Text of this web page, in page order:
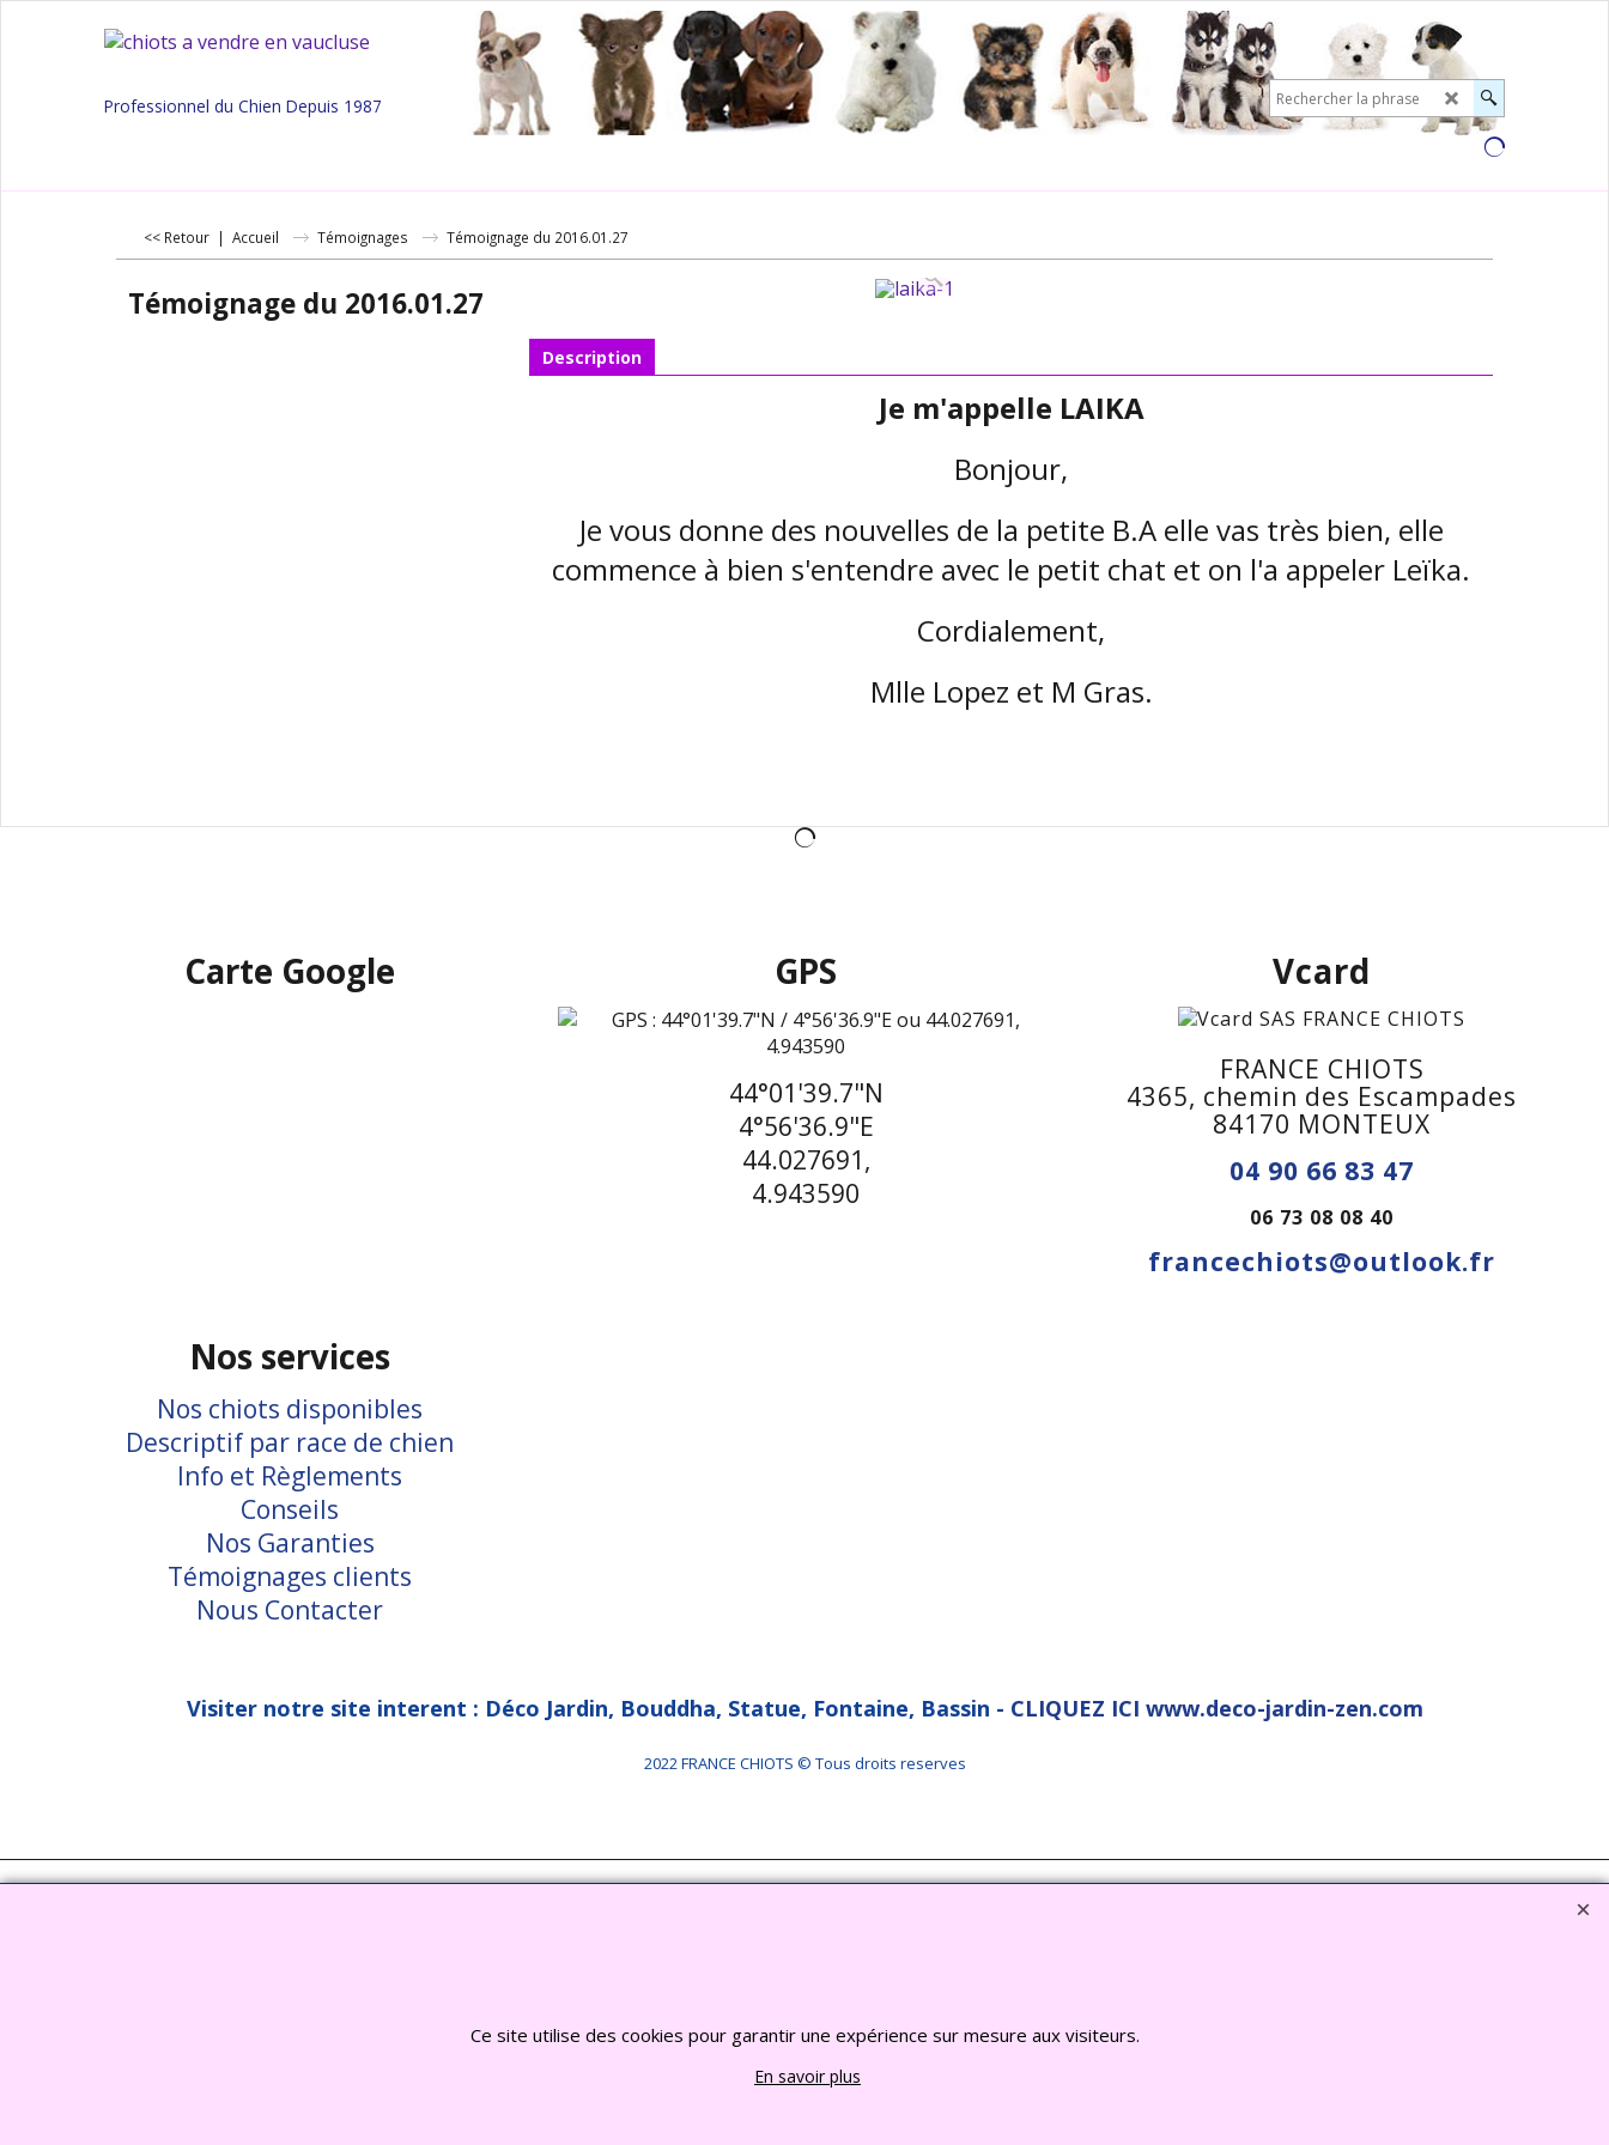
Professionnel du Chien Depuis 1987
<< Retour | Accueil Témoignages Témoignage du 2016.01.27
Témoignage du 2016.01.27
Description
Je m'appelle LAIKA
Bonjour,
Je vous donne des nouvelles de la petite B.A elle vas très bien, elle
commence à bien s'entendre avec le petit chat et on l'a appeler Leïka.
Cordialement,
Mlle Lopez et M Gras.
Carte Google
Nos services
Nos chiots disponibles
Descriptif par race de chien
Info et Règlements
Conseils
Nos Garanties
Témoignages clients
Nous Contacter
GPS
44°01'39.7"N
4°56'36.9"E
44.027691,
4.943590
Vcard
FRANCE CHIOTS
4365, chemin des Escampades
84170 MONTEUX
04 90 66 83 47
06 73 08 08 40
francechiots@outlook.fr
Visiter notre site interent : Déco Jardin, Bouddha, Statue, Fontaine, Bassin - CLIQUEZ ICI www.deco-jardin-zen.com
2022 FRANCE CHIOTS © Tous droits reserves
Ce site utilise des cookies pour garantir une expérience sur mesure aux visiteurs.
En savoir plus